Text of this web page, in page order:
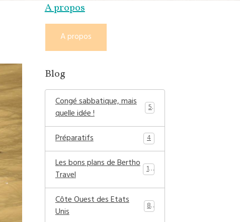
A propos
A propos
Blog
Congé sabbatique, mais
quelle idée !
5
Préparatifs 4
Les bons plans de Bertho
Travel
17
Côte Ouest des Etats
Unis
8